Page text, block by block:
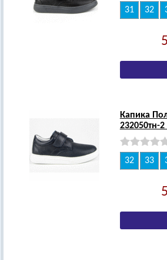
31 32
Капика
232050тн-
32 33